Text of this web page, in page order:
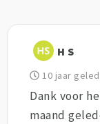
H S
10 jaar
Dank voor
maand